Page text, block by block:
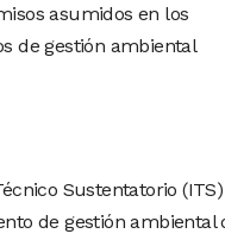
asumidos en los
de gestión ambiental
Sustentatorio
de gestión ambiental